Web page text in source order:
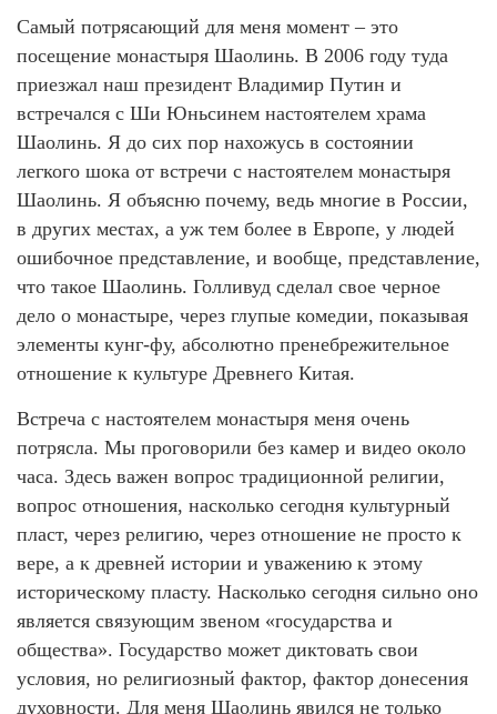
Самый потрясающий для меня момент – это
посещение монастыря Шаолинь. В 2006 году туда
приезжал наш президент Владимир Путин и
встречался с Ши Юньсинем настоятелем храма
Шаолинь. Я до сих пор нахожусь в состоянии
легкого шока от встречи с настоятелем монастыря
Шаолинь. Я объясню почему, ведь многие в России,
в других местах, а уж тем более в Европе, у людей
ошибочное представление, и вообще, представление,
что такое Шаолинь. Голливуд сделал свое черное
дело о монастыре, через глупые комедии, показывая
элементы кунг-фу, абсолютно пренебрежительное
отношение к культуре Древнего Китая.
Встреча с настоятелем монастыря меня очень
потрясла. Мы проговорили без камер и видео около
часа. Здесь важен вопрос традиционной религии,
вопрос отношения, насколько сегодня культурный
пласт, через религию, через отношение не просто к
вере, а к древней истории и уважению к этому
историческому пласту. Насколько сегодня сильно оно
является связующим звеном «государства и
общества». Государство может диктовать свои
условия, но религиозный фактор, фактор донесения
духовности. Для меня Шаолинь явился не только